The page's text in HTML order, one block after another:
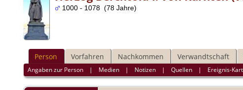
1000 - 1078 (78 Jahre)
Person Vorfahren Nachkommen Verwandtschaft
Angaben zur Person | Medien | Notizen |Quellen | Ereignis-